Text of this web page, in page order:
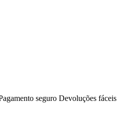
seguro Devoluções fáceis